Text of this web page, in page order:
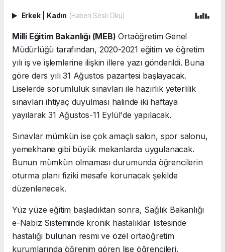
Erkek Kadın (Haberi Sesli Oku)
Milli Eğitim Bakanlığı (MEB) Ortaöğretim Genel
Müdürlüğü tarafından, 2020-2021 eğitim ve öğretim
yılı iş ve işlemlerine ilişkin illere yazı gönderildi. Buna
göre ders yılı 31 Ağustos pazartesi başlayacak.
Liselerde sorumluluk sınavları ile hazırlık yeterlilik
sınavları ihtiyaç duyulması halinde iki haftaya
yayılarak 31 Ağustos-11 Eylül'de yapılacak.
Sınavlar mümkün ise çok amaçlı salon, spor salonu,
yemekhane gibi büyük mekanlarda uygulanacak.
Bunun mümkün olmaması durumunda öğrencilerin
oturma planı fiziki mesafe korunacak şekilde
düzenlenecek.
Yüz yüze eğitim başladıktan sonra, Sağlık Bakanlığı
e-Nabız Sisteminde kronik hastalıklar listesinde
hastalığı bulunan resmi ve özel ortaöğretim
kurumlarında öğrenim gören lise öğrencileri,